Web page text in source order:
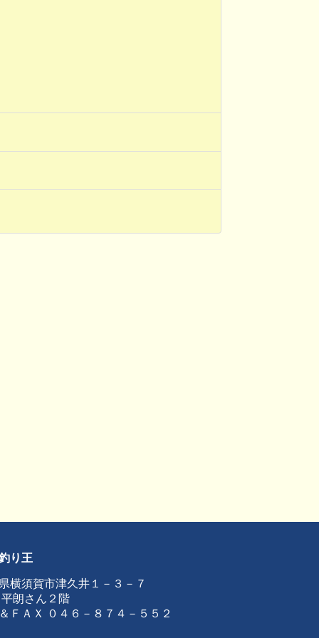
り王
横須賀市津久井１－３－７
朗さん２階
ＦＡＸ ０４６－８７４－５５２